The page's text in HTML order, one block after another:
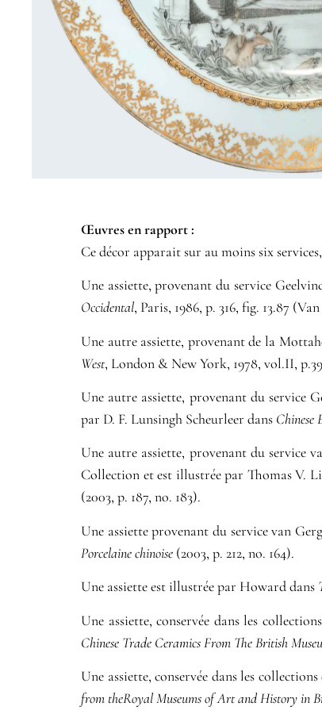
Œuvres en rapport :​
Ce décor apparait sur au moins six
Une assiette, provenant du service
Occidental, Paris, 1986, p. 316, fig. 13.87
Une autre assiette, provenant de la
West, London & New York, 1978, vol.II,
Une autre assiette, provenant du service
par D. F. Lunsingh Scheurleer dans Chinese
Une autre assiette, provenant du service
Collection et est illustrée par Thomas V.
(2003, p. 187, no. 183).
Une assiette provenant du service van
Porcelaine chinoise (2003, p. 212, no. 164).
Une assiette est illustrée par Howard dans
Une assiette, conservée dans les
Chinese Trade Ceramics From The British
Une assiette, conservée dans les
from theRoyal Museums of Art and History in